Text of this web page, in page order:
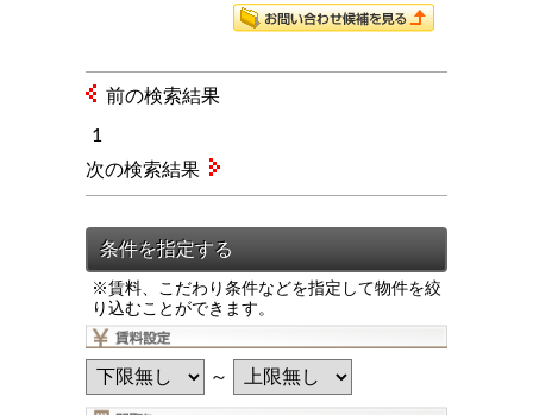
前の検索結果
1
※賃料、こだわり条件などを指定して物件を絞
り込むことができます。
～